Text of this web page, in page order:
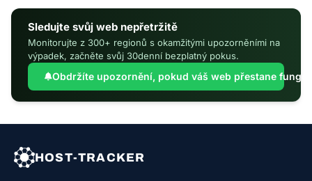
Sledujte svůj web nepřetržitě
Monitorujte z 300+ regionů s okamžitými upozorněními na
výpadek, začněte svůj 30denní bezplatný pokus.
Obdržíte upozornění, pokud váš web přestane
HOST-TRACKER